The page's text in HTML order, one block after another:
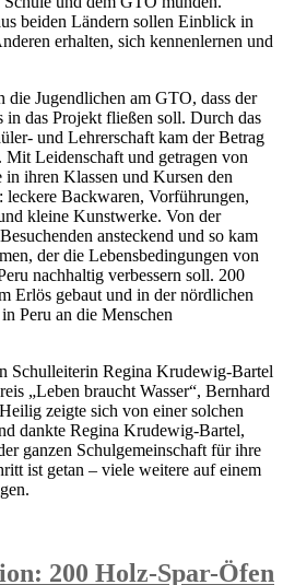
beiden Ländern sollen Einblick in
erhalten, sich kennenlernen und
die Jugendlichen am GTO, dass der
in das Projekt fließen soll. Durch das
und Lehrerschaft kam der Betrag
Leidenschaft und getragen von
in ihren Klassen und Kursen den
leckere Backwaren, Vorführungen,
kleine Kunstwerke. Von der
ansteckend und so kam
der die Lebensbedingungen von
nachhaltig verbessern soll. 200
Erlös gebaut und in der nördlichen
Peru an die Menschen
Schulleiterin Regina Krudewig-Bartel
„Leben braucht Wasser“, Bernhard
zeigte sich von einer solchen
dankte Regina Krudewig-Bartel,
ganzen Schulgemeinschaft für ihre
ist getan – viele weitere auf einem
200 Holz-Spar-Öfen